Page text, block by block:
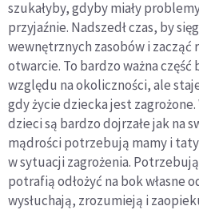
szukałyby, gdyby miały
przyjaźnie. Nadszedł czas, by
wewnętrznych zasobów i zacząć
otwarcie. To bardzo ważna
względu na okoliczności, ale
gdy życie dziecka jest
dzieci są bardzo dojrzałe jak na
mądrości potrzebują mamy i
w sytuacji zagrożenia.
potrafią odłożyć na bok własne
wysłuchają, zrozumieją i